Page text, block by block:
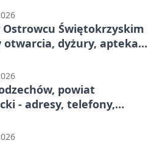
Świętokrzyskim
otwarcia, dyżury, apteka
powiat
- adresy, telefony,